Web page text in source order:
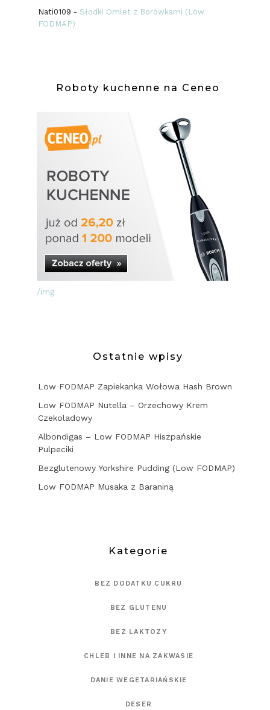
Nati0109 - Słodki Omlet z Borówkami (Low
FODMAP)
Roboty kuchenne na Ceneo
/img
Ostatnie wpisy
Low FODMAP Zapiekanka Wołowa Hash Brown
Low FODMAP Nutella – Orzechowy Krem
Czekoladowy
Albondigas – Low FODMAP Hiszpańskie
Pulpeciki
Bezglutenowy Yorkshire Pudding (Low FODMAP)
Low FODMAP Musaka z Baraniną
Kategorie
BEZ DODATKU CUKRU
BEZ GLUTENU
BEZ LAKTOZY
CHLEB I INNE NA ZAKWASIE
DANIE WEGETARIAŃSKIE
DESER